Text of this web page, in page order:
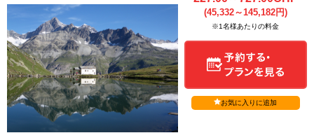
(45,332～145,182円)
※1名様あたりの料金
お気に入りに追加